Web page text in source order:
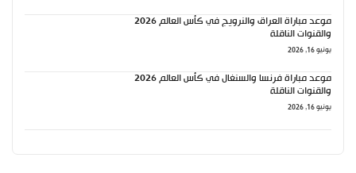
موعد مباراة العراق والنرويج في كأس العالم 2026
والقنوات الناقلة
يونيو 16, 2026
موعد مباراة فرنسا والسنغال في كأس العالم 2026
والقنوات الناقلة
يونيو 16, 2026